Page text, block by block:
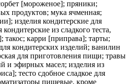
[мороженое]; пряники;
продуктов; мука ячменная;
изделия кондитерские для
из сладкого теста,
карри [приправа]; тарты;
кондитерских изделий; ванилин
для приготовления пищи; травы
и эфирных масел; изделия из
тесто сдобное сладкое для
пищевые, кроме